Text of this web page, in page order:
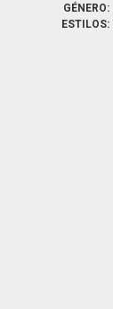
GÉNERO:
ESTILOS: